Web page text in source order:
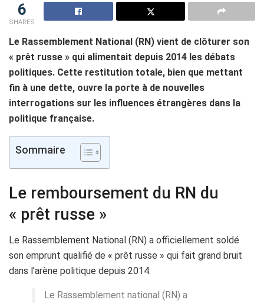
6
SHARES
Le Rassemblement National (RN) vient de clôturer son
« prêt russe » qui alimentait depuis 2014 les débats
politiques. Cette restitution totale, bien que mettant
fin à une dette, ouvre la porte à de nouvelles
interrogations sur les influences étrangères dans la
politique française.
Sommaire
Le remboursement du RN du
« prêt russe »
Le Rassemblement National (RN) a officiellement soldé
son emprunt qualifié de « prêt russe » qui fait grand bruit
dans l’arène politique depuis 2014.
Le Rassemblement national (RN) a